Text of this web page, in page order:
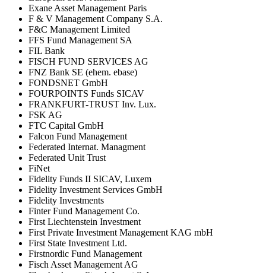
Exane Asset Management Paris
F & V Management Company S.A.
F&C Management Limited
FFS Fund Management SA
FIL Bank
FISCH FUND SERVICES AG
FNZ Bank SE (ehem. ebase)
FONDSNET GmbH
FOURPOINTS Funds SICAV
FRANKFURT-TRUST Inv. Lux.
FSK AG
FTC Capital GmbH
Falcon Fund Management
Federated Internat. Managment
Federated Unit Trust
FiNet
Fidelity Funds II SICAV, Luxem
Fidelity Investment Services GmbH
Fidelity Investments
Finter Fund Management Co.
First Liechtenstein Investment
First Private Investment Management KAG mbH
First State Investment Ltd.
Firstnordic Fund Management
Fisch Asset Management AG